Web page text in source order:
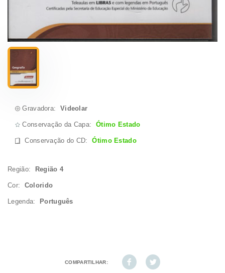
Gravadora: Videolar
Conservação da Capa: Ótimo Estado
Conservação do CD:Ótimo Estado
Região: Região 4
Cor: Colorido
Legenda: Português
COMPARTILHAR: